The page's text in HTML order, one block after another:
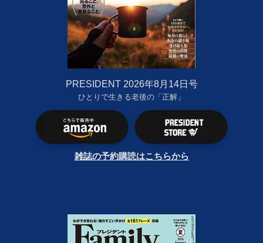
PRESIDENT 2026年8月14日号
ひとりで生きる老後の「正解」
雑誌の予約購読はこちらから